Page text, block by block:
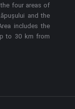
four areas of
and the
includes the
to 30 km from